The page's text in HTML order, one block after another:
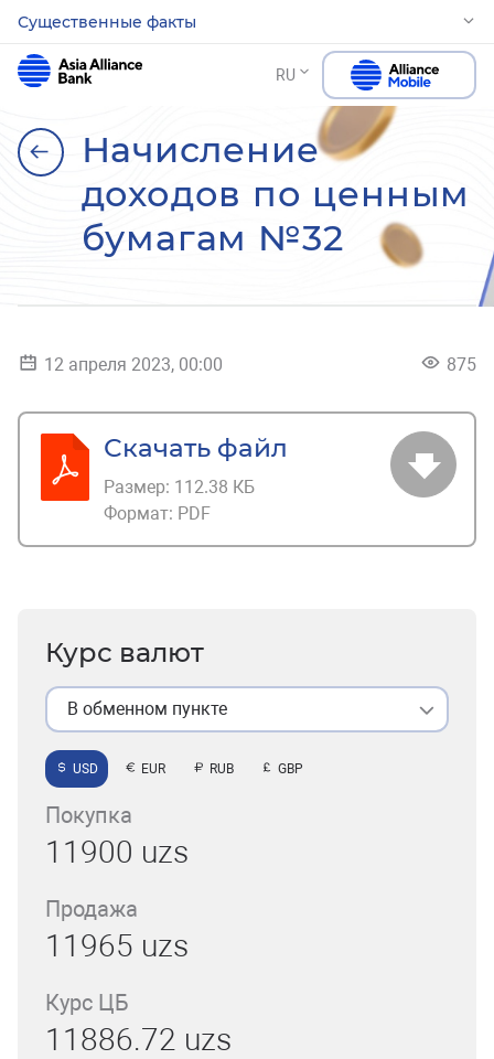
Существенные факты
RU
Начисление
доходов по ценным
бумагам №32
12 апреля 2023, 00:00 875
Скачать файл
Размер: 112.38 КБ
Формат: PDF
Курс валют
В обменном пункте
USD EUR RUB GBP
Покупка
11900 uzs
Продажа
11965 uzs
Курс ЦБ
11886.72 uzs